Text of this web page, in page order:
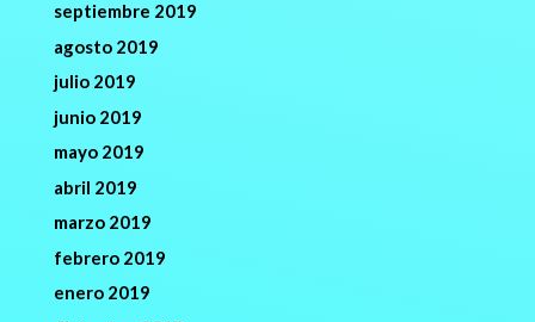
septiembre 2019
agosto 2019
julio 2019
junio 2019
mayo 2019
abril 2019
marzo 2019
febrero 2019
enero 2019